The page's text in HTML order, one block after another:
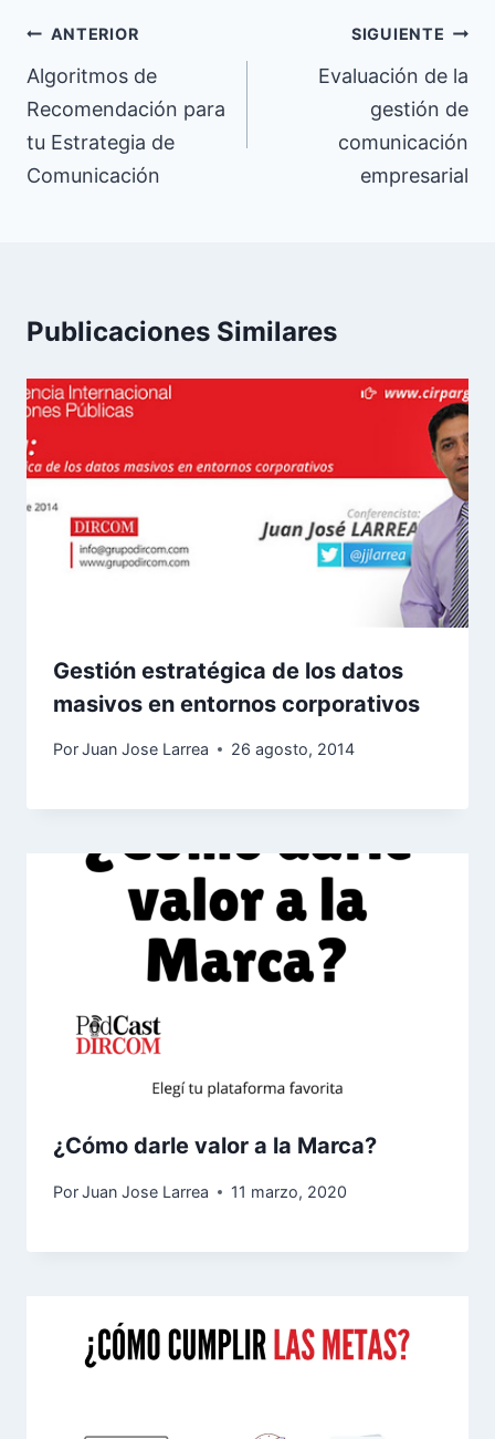
Navegación
de
entradas
ANTERIOR
Algoritmos de
Recomendación para
tu Estrategia de
Comunicación
SIGUIENTE
Evaluación de la
gestión de
comunicación
empresarial
Publicaciones Similares
Gestión estratégica de los datos
masivos en entornos corporativos
PorJuan Jose Larrea 26 agosto, 2014
¿Cómo darle valor a la Marca?
PorJuan Jose Larrea 11 marzo, 2020